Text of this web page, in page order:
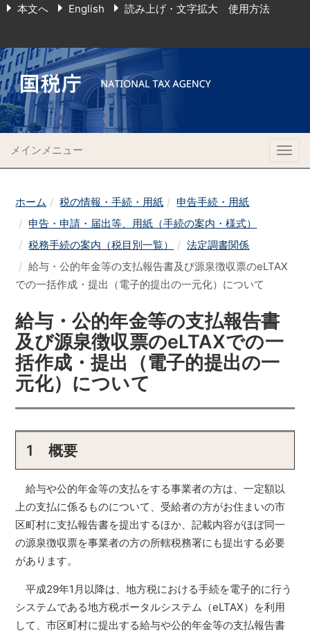
本文へ English 読み上げ・文字拡大 使用方法
メインメニュー
ホーム 税の情報・手続・用紙
申告手続・用紙
申告・申請・届出等、用紙（手続の案内・様式）
税務手続の案内（税目別一覧）
法定調書関係
給与・公的年金等の支払報告書及び源泉徴収票のeLTAX
での一括作成・提出（電子的提出の一元化）について
給与・公的年金等の支払報告書
及び源泉徴収票のeLTAXでの一
括作成・提出（電子的提出の一
元化）について
1 概要
給与や公的年金等の支払をする事業者の方は、一定額以
上の支払に係るものについて、受給者の方がお住まいの市
区町村に支払報告書を提出するほか、記載内容がほぼ同一
の源泉徴収票を事業者の方の所轄税務署にも提出する必要
があります。
平成29年1月以降は、地方税における手続を電子的に行う
システムである地方税ポータルシステム（eLTAX）を利用
して、市区町村に提出する給与や公的年金等の支払報告書